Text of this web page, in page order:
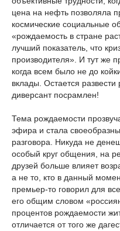
цена на нефть позволяла
космические социальные
«рождаемость в стране
лучший показатель, что
производителя». И тут же
когда всем было не до
вклады. Остается
диверсант посрамлен!
Тема рождаемости
эфира и стала
разговора. Никуда не
особый круг общения, на
друзей больше влияет
а не то, кто в данный
премьер-то говорил для
его общим словом
процентов рождаемости
отличается от того же